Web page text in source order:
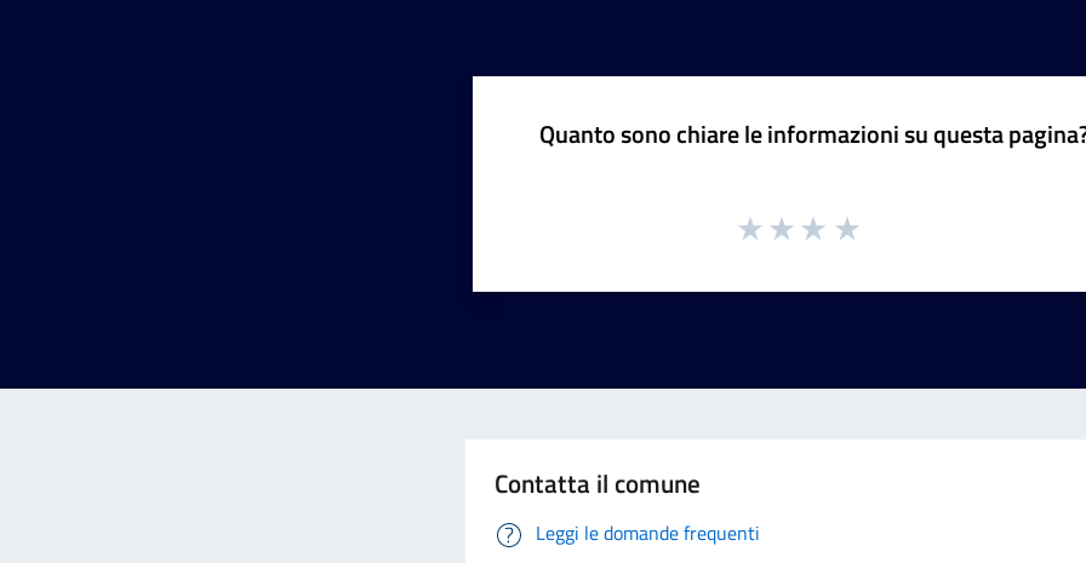
Quanto sono chiare le informazioni su questa
Contatta il comune
Leggi le domande frequenti